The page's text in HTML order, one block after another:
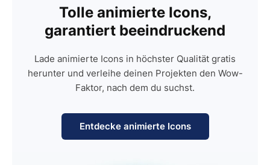
Tolle animierte Icons,
garantiert beeindruckend
Lade animierte Icons in höchster Qualität gratis
herunter und verleihe deinen Projekten den Wow-
Faktor, nach dem du suchst.
Entdecke animierte Icons